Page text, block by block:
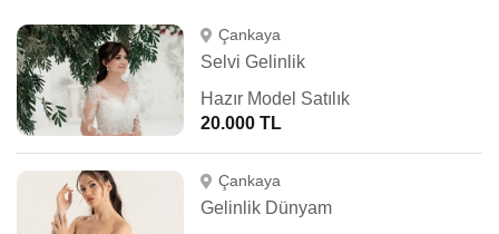
Çankaya
Selvi Gelinlik
Hazır Model Satılık
20.000 TL
Çankaya
Gelinlik Dünyam